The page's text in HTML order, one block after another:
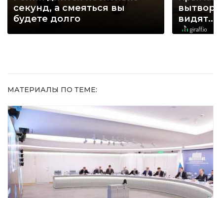
секунд, а смеяться вы
будете долго
видят...
МАТЕРИАЛЫ ПО ТЕМЕ: